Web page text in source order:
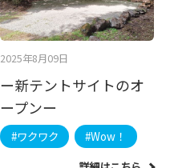
2025年8月09日
ー新テントサイトのオ
ープンー
#ワクワク
#Wow！